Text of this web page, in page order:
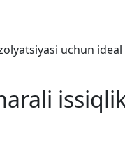
uchun ideal